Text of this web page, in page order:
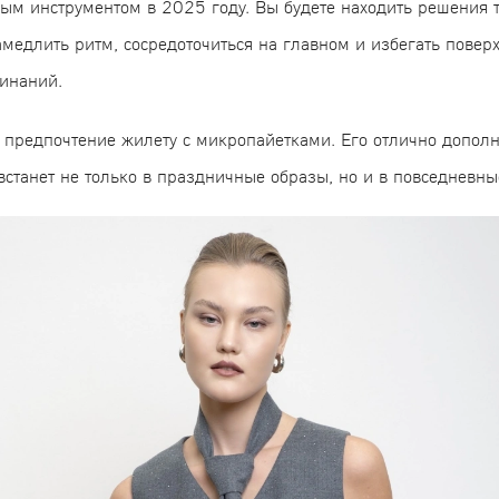
инструментом в 2025 году. Вы будете находить решения
ритм, сосредоточиться на главном и избегать
жилету с микропайетками. Его отлично
не только в праздничные образы, но и в